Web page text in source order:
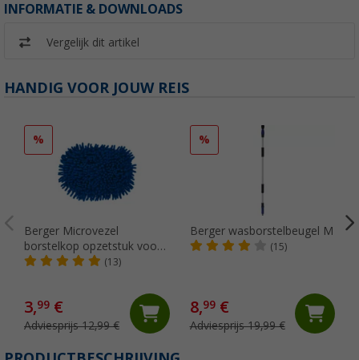
INFORMATIE & DOWNLOADS
Vergelijk dit artikel
HANDIG VOOR JOUW REIS
%
Berger Microvezel
borstelkop opzetstuk voor
telescopische wasborstel
(13)
3,99 €
Adviesprijs 12,99 €
%
Berger wasborstelbeugel M
(15)
8,99€
Adviesprijs 19,99 €